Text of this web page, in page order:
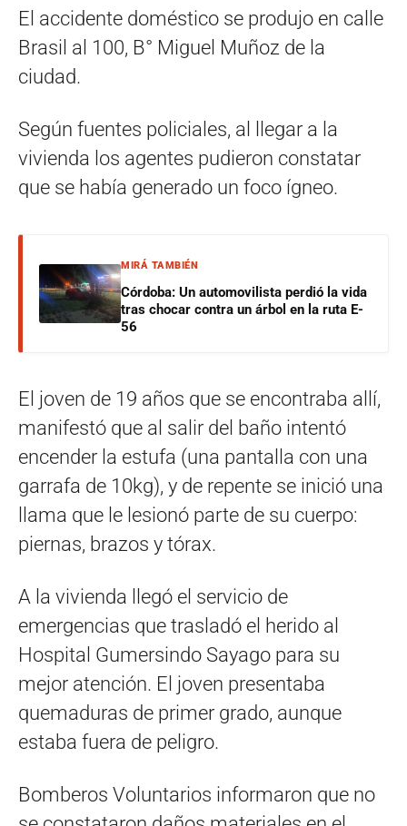
El accidente doméstico se produjo en calle
Brasil al 100, B° Miguel Muñoz de la
ciudad.
Según fuentes policiales, al llegar a la
vivienda los agentes pudieron constatar
que se había generado un foco ígneo.
MIRÁ TAMBIÉN
Córdoba: Un automovilista perdió la vida
tras chocar contra un árbol en la ruta E-
56
El joven de 19 años que se encontraba allí,
manifestó que al salir del baño intentó
encender la estufa (una pantalla con una
garrafa de 10kg), y de repente se inició una
llama que le lesionó parte de su cuerpo:
piernas, brazos y tórax.
A la vivienda llegó el servicio de
emergencias que trasladó el herido al
Hospital Gumersindo Sayago para su
mejor atención. El joven presentaba
quemaduras de primer grado, aunque
estaba fuera de peligro.
Bomberos Voluntarios informaron que no